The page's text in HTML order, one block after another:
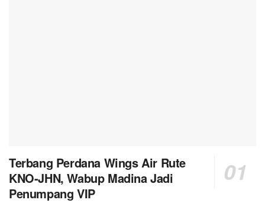
Terbang Perdana Wings Air Rute
KNO-JHN, Wabup Madina Jadi
Penumpang VIP